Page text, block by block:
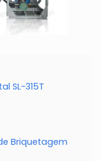
SL-315T
Briquetagem